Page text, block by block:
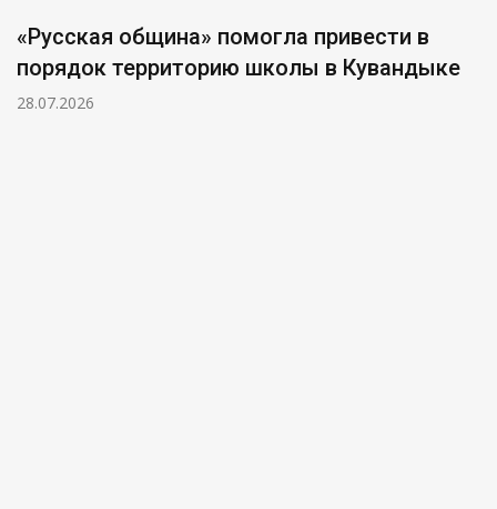
«Русская община» помогла привести в
порядок территорию школы в Кувандыке
28.07.2026